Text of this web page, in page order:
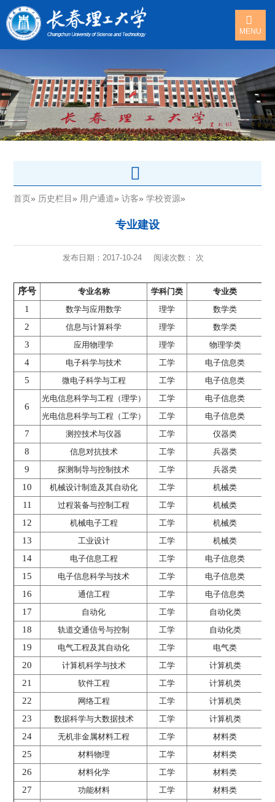
MENU
首页» 历史栏目» 用户通道»访客»学校资源»
专业建设
发布日期：2017-10-24 阅读次数： 次
序号 专业名称 学科门类 专业类
1 数学与应用数学 理学 数学类
2 信息与计算科学 理学 数学类
3 应用物理学 理学 物理学类
4 电子科学与技术 工学 电子信息类
5 微电子科学与工程 工学 电子信息类
6
光电信息科学与工程（理学） 工学
电子信息类
光电信息科学与工程（工学）
工学 电子信息类
7 测控技术与仪器 工学 仪器类
8 信息对抗技术 工学 兵器类
9 探测制导与控制技术 工学 兵器类
10 机械设计制造及其自动化 工学 机械类
11 过程装备与控制工程 工学 机械类
12 机械电子工程 工学 机械类
13 工业设计 工学 机械类
14 电子信息工程 工学 电子信息类
15 电子信息科学与技术 工学 电子信息类
16 通信工程 工学 电子信息类
17 自动化 工学 自动化类
18 轨道交通信号与控制 工学 自动化类
19 电气工程及其自动化 工学 电气类
20 计算机科学与技术 工学 计算机类
21 软件工程 工学 计算机类
22 网络工程 工学 计算机类
23 数据科学与大数据技术 工学 计算机类
24 无机非金属材料工程 工学 材料类
25 材料物理 工学 材料类
26 材料化学 工学 材料类
27 功能材料 工学 材料类